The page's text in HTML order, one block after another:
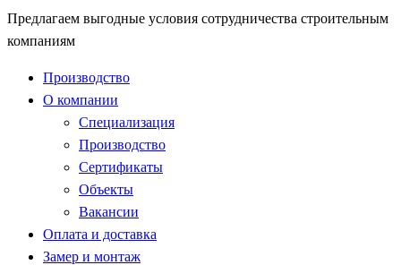
Предлагаем выгодные условия сотрудничества строительным
компаниям
Производство
О компании
Специализация
Производство
Сертификаты
Объекты
Вакансии
Оплата и доставка
Замер и монтаж